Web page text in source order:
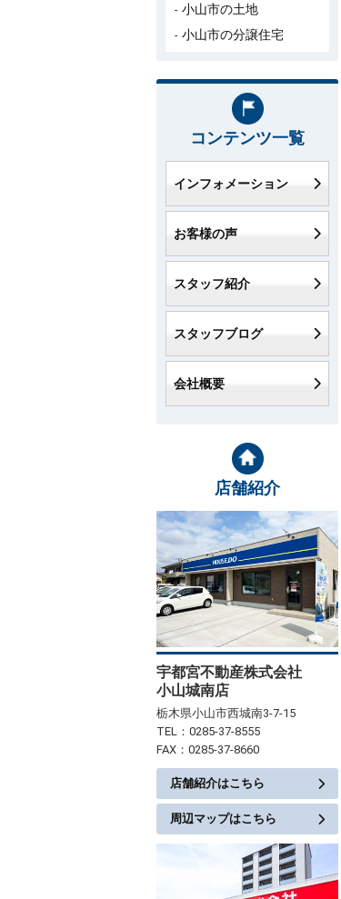
小山市の土地
小山市の分譲住宅
コンテンツ一覧
インフォメーション
お客様の声
スタッフ紹介
スタッフブログ
会社概要
店舗紹介
宇都宮不動産株式会社
小山城南店
栃木県小山市西城南3-7-15
TEL：0285-37-8555
FAX：0285-37-8660
店舗紹介はこちら
周辺マップはこちら